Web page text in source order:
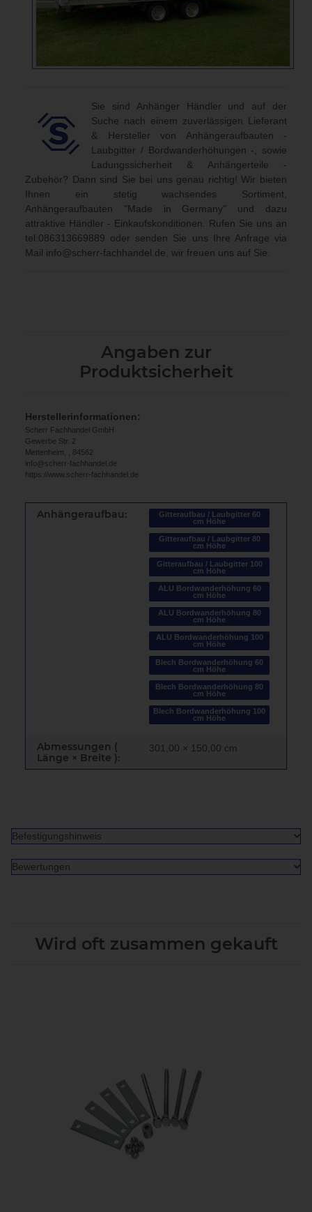
Sie sind Anhänger Händler und auf der
Suche nach einem zuverlässigen Lieferant
& Hersteller von Anhängeraufbauten -
Laubgitter / Bordwanderhöhungen -, sowie
Ladungssicherheit & Anhängerteile -
Zubehör? Dann sind Sie bei uns genau richtig! Wir bieten
Ihnen ein stetig wachsendes Sortiment,
Anhängeraufbauten "Made in Germany" und dazu
attraktive Händler - Einkaufskonditionen. Rufen Sie uns an
tel:086313669889 oder senden Sie uns Ihre Anfrage via
Mail info@scherr-fachhandel.de , wir freuen uns auf Sie.
Angaben zur
Produktsicherheit
Herstellerinformationen:
Scherr Fachhandel GmbH
Gewerbe Str. 2
Mettenheim, , 84562
info@scherr-fachhandel.de
https://www.scherr-fachhandel.de
Anhängeraufbau:
Gitteraufbau / Laubgitter 60
cm Höhe
Gitteraufbau / Laubgitter 80
cm Höhe
Gitteraufbau / Laubgitter 100
cm Höhe
ALU Bordwanderhöhung 60
cm Höhe
ALU Bordwanderhöhung 80
cm Höhe
ALU Bordwanderhöhung 100
cm Höhe
Blech Bordwanderhöhung 60
cm Höhe
Blech Bordwanderhöhung 80
cm Höhe
Blech Bordwanderhöhung 100
cm Höhe
Abmessungen (
Länge × Breite ):
301,00 × 150,00 cm
Befestigungshinweis
Bewertungen
Wird oft zusammen gekauft